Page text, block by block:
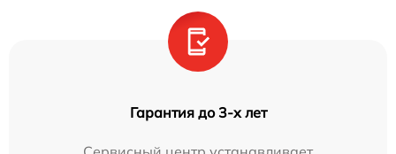
Гарантия до 3-х лет